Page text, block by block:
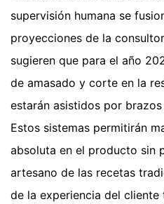
supervisión humana se
proyecciones de la
sugieren que para el año
de amasado y corte en la
estarán asistidos por
Estos sistemas permitirán
absoluta en el producto sin
artesano de las recetas
de la experiencia del cliente